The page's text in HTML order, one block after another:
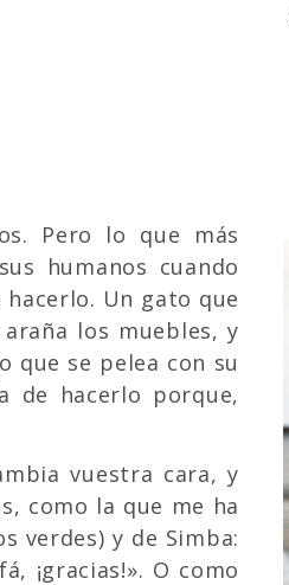
Pero lo que más
humanos cuando
Un gato que
los muebles, y
que se pelea con su
de hacerlo porque,
vuestra cara, y
como la que me ha
verdes) y de Simba:
¡gracias!». O como